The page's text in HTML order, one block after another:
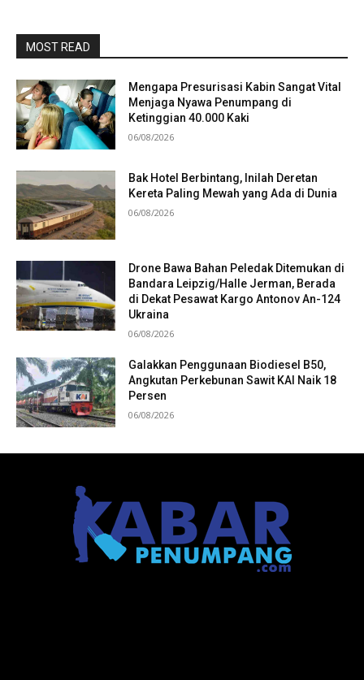
MOST READ
Mengapa Presurisasi Kabin Sangat Vital
Menjaga Nyawa Penumpang di
Ketinggian 40.000 Kaki
06/08/2026
Bak Hotel Berbintang, Inilah Deretan
Kereta Paling Mewah yang Ada di Dunia
06/08/2026
Drone Bawa Bahan Peledak Ditemukan di
Bandara Leipzig/Halle Jerman, Berada
di Dekat Pesawat Kargo Antonov An-124
Ukraina
06/08/2026
Galakkan Penggunaan Biodiesel B50,
Angkutan Perkebunan Sawit KAI Naik 18
Persen
06/08/2026